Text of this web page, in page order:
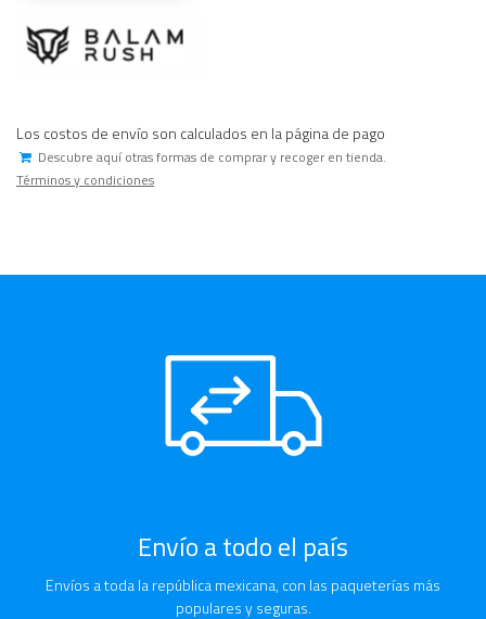
Los costos de envío son calculados en la página de pago
Descubre aquí otras formas de comprar y recoger en tienda.
Términos y condiciones
Envío a todo el país
Envíos a toda la república mexicana, con las paqueterías más
populares y seguras.